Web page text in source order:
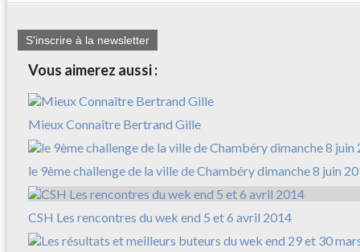
S'inscrire à la newsletter
Vous aimerez aussi :
Mieux Connaître Bertrand Gille
le 9ème challenge de la ville de Chambéry dimanche 8 juin
CSH Les rencontres du wek end 5 et 6 avril 2014